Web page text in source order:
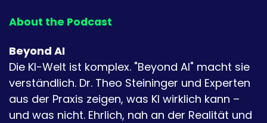
About the Podcast
Beyond AI
Die KI-Welt ist komplex. "Beyond AI" macht sie
verständlich. Dr. Theo Steininger und Experten
aus der Praxis zeigen, was KI wirklich kann –
und was nicht. Ehrlich, nah an der Realität und